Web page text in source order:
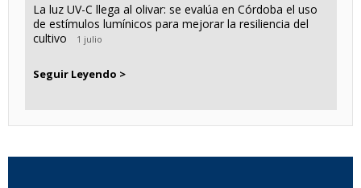
La luz UV-C llega al olivar: se evalúa en Córdoba el uso
de estímulos lumínicos para mejorar la resiliencia del
cultivo
1 julio
Seguir Leyendo >